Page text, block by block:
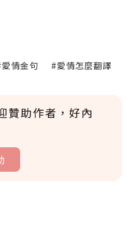
情金句 #愛情怎麼翻譯
贊助作者，好內